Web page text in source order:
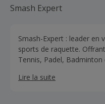
Smash Expert
Smash-Expert : leader en
sports de raquette.
Tennis, Padel,
pour exceller sur le terrain
Lire la suite